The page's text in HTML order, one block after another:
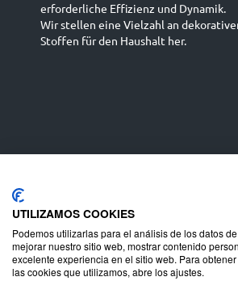
erforderliche Effizienz und Dynamik.
Wir stellen eine Vielzahl an
Stoffen für den Haushalt her.
UTILIZAMOS COOKIES
Podemos utilizarlas para el análisis de los datos
mejorar nuestro sitio web, mostrar contenido
excelente experiencia en el sitio web. Para
las cookies que utilizamos, abre los ajustes.